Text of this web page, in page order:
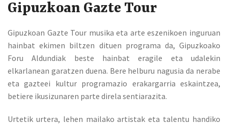
Gipuzkoan Gazte Tour
Gipuzkoan Gazte Tour musika eta arte eszenikoen inguruan
hainbat ekimen biltzen dituen programa da, Gipuzkoako
Foru Aldundiak beste hainbat eragile eta udalekin
elkarlanean garatzen duena. Bere helburu nagusia da nerabe
eta gazteei kultur programazio erakargarria eskaintzea,
betiere ikusizunaren parte direla sentiarazita.
Urtetik urtera, lehen mailako artistak eta talentu handiko